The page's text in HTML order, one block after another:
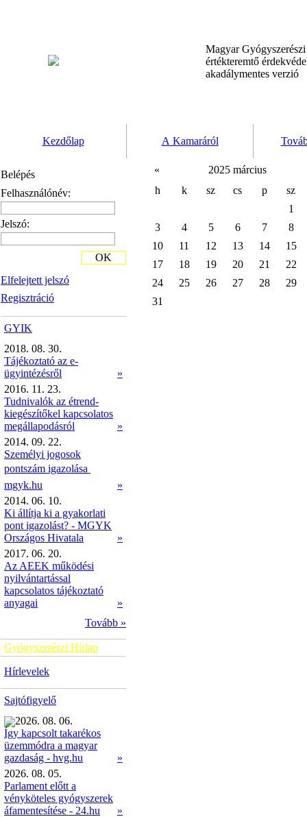
Magyar
értékteremtő
akadálymentes verzió
Kezdőlap A Kamaráról
Belépés
Felhasználónév:
Jelszó:
Elfelejtett jelszó
Regisztráció
OK
GYIK
2018. 08. 30.
Tájékoztató az e-
ügyintézésről
»
2016. 11. 23.
Tudnivalók az étrend-
kiegészítőkel kapcsolatos
megállapodásról
»
2014. 09. 22.
Személyi jogosok
pontszám igazolása 
mgyk.hu
»
2014. 06. 10.
Ki állítja ki a gyakorlati
pont igazolást? - MGYK
Országos Hivatala
»
2017. 06. 20.
Az AEEK működési
nyilvántartással
kapcsolatos tájékoztató
anyagai
»
Tovább »
Gyógyszerészi Hírlap
Hírlevelek
Sajtófigyelő
2026. 08. 06.
Így kapcsolt takarékos
üzemmódra a magyar
gazdaság - hvg.hu
»
2026. 08. 05.
Parlament előtt a
vényköteles gyógyszerek
áfamentesítése - 24.hu
»
«
2025 március
h
k sz cs p
sz
1
3
4 5 6 7
8
10
11 12 13 14
15
17
18 19 20 21
22
24
25 26 27 28
29
31